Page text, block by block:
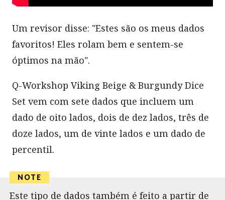
Um revisor disse: "Estes são os meus dados
favoritos! Eles rolam bem e sentem-se
óptimos na mão".
Q-Workshop Viking Beige & Burgundy Dice
Set vem com sete dados que incluem um
dado de oito lados, dois de dez lados, três de
doze lados, um de vinte lados e um dado de
percentil.
Este tipo de dados também é feito a partir de